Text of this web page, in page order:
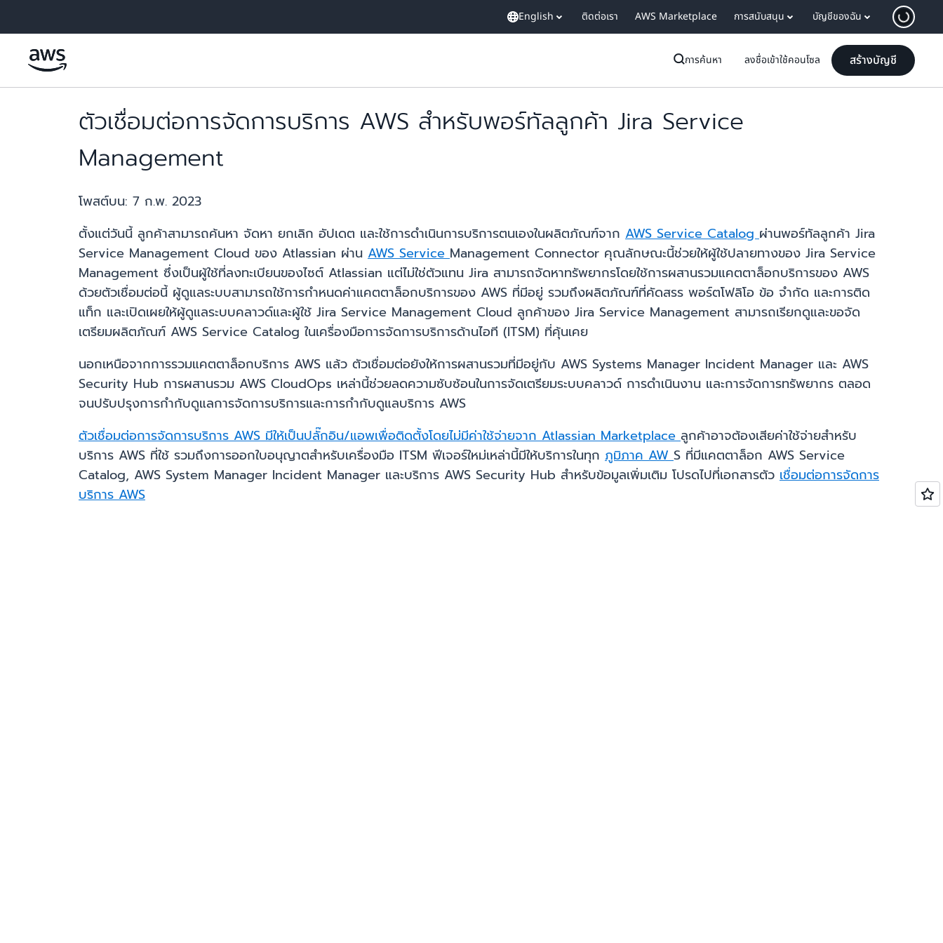
English ติดต่อเรา AWS Marketplace การสนับสนุน บัญชีของฉัน
การค้นหา ลงชื่อเข้าใช้คอนโซล สร้างบัญชี
ตัวเชื่อมต่อการจัดการบริการ AWS สำหรับพอร์ทัลลูกค้า Jira Service
Management
โพสต์บน: 7 ก.พ. 2023
ตั้งแต่วันนี้ ลูกค้าสามารถค้นหา จัดหา ยกเลิก อัปเดต และใช้การดำเนินการบริการตนเองในผลิตภัณฑ์จาก AWS Service Catalogผ่านพอร์ทัลลูกค้า Jira
Service Management Cloud ของ Atlassian ผ่าน AWS ServiceManagement Connector คุณลักษณะนี้ช่วยให้ผู้ใช้ปลายทางของ Jira Service
Management ซึ่งเป็นผู้ใช้ที่ลงทะเบียนของไซต์ Atlassian แต่ไม่ใช่ตัวแทน Jira สามารถจัดหาทรัพยากรโดยใช้การผสานรวมแคตตาล็อกบริการของ AWS
ด้วยตัวเชื่อมต่อนี้ ผู้ดูแลระบบสามารถใช้การกำหนดค่าแคตตาล็อกบริการของ AWS ที่มีอยู่ รวมถึงผลิตภัณฑ์ที่คัดสรร พอร์ตโฟลิโอ ข้อ จำกัด และการติด
แท็ก และเปิดเผยให้ผู้ดูแลระบบคลาวด์และผู้ใช้ Jira Service Management Cloud ลูกค้าของ Jira Service Management สามารถเรียกดูและขอจัด
เตรียมผลิตภัณฑ์ AWS Service Catalog ในเครื่องมือการจัดการบริการด้านไอที (ITSM) ที่คุ้นเคย
นอกเหนือจากการรวมแคตตาล็อกบริการ AWS แล้ว ตัวเชื่อมต่อยังให้การผสานรวมที่มีอยู่กับ AWS Systems Manager Incident Manager และ AWS
Security Hub การผสานรวม AWS CloudOps เหล่านี้ช่วยลดความซับซ้อนในการจัดเตรียมระบบคลาวด์ การดำเนินงาน และการจัดการทรัพยากร ตลอด
จนปรับปรุงการกำกับดูแลการจัดการบริการและการกำกับดูแลบริการ AWS
ตัวเชื่อมต่อการจัดการบริการ AWS มีให้เป็นปลั๊กอิน/แอพเพื่อติดตั้งโดยไม่มีค่าใช้จ่ายจาก Atlassian Marketplaceลูกค้าอาจต้องเสียค่าใช้จ่ายสำหรับ
บริการ AWS ที่ใช้ รวมถึงการออกใบอนุญาตสำหรับเครื่องมือ ITSM ฟีเจอร์ใหม่เหล่านี้มีให้บริการในทุก ภูมิภาค AWS ที่มีแคตตาล็อก AWS Service
Catalog, AWS System Manager Incident Manager และบริการ AWS Security Hub สำหรับข้อมูลเพิ่มเติม โปรดไปที่เอกสารตัว เชื่อมต่อการจัดการ
บริการ AWS